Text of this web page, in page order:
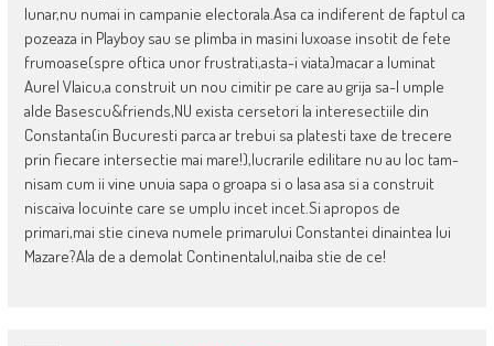
lunar,nu numai in campanie electorala.Asa ca indiferent de faptul ca
pozeaza in Playboy sau se plimba in masini luxoase insotit de fete
frumoase(spre oftica unor frustrati,asta-i viata)macar a luminat
Aurel Vlaicu,a construit un nou cimitir pe care au grija sa-l umple
alde Basescu&friends,NU exista cersetori la interesectiile din
Constanta(in Bucuresti parca ar trebui sa platesti taxe de trecere
prin fiecare intersectie mai mare!),lucrarile edilitare nu au loc tam-
nisam cum ii vine unuia sapa o groapa si o lasa asa si a construit
niscaiva locuinte care se umplu incet incet.Si apropos de
primari,mai stie cineva numele primarului Constantei dinaintea lui
Mazare?Ala de a demolat Continentalul,naiba stie de ce!